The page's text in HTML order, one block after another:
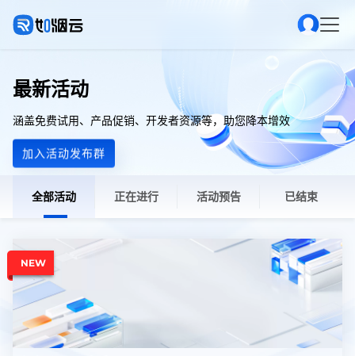
最新活动
涵盖免费试用、产品促销、开发者资源等，助您降本增效
加入活动发布群
全部活动 正在进行 活动预告 已结束
NEW